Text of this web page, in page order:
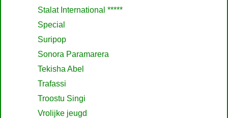
Stalat International *****
Special
Suripop
Sonora Paramarera
Tekisha Abel
Trafassi
Troostu Singi
Vrolijke jeugd